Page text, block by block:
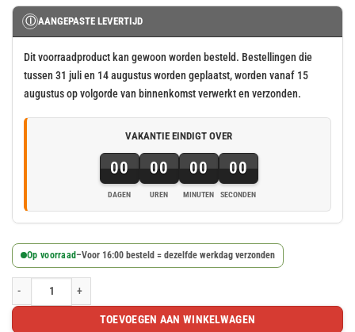
Ⓘ AANGEPASTE LEVERTIJD
Dit voorraadproduct kan gewoon worden besteld. Bestellingen die
tussen 31 juli en 14 augustus worden geplaatst, worden vanaf 15
augustus op volgorde van binnenkomst verwerkt en verzonden.
VAKANTIE EINDIGT OVER
00
DAGEN
00
UREN
00
MINUTEN
00
SECONDEN
Op voorraad–Voor 16:00 besteld = dezelfde werkdag verzonden
Blauw/groen afdekzeil 4x6m 180gr/m² aantal
TOEVOEGEN AAN WINKELWAGEN